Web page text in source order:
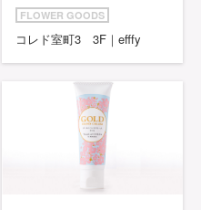
FLOWER GOODS
コレド室町3 3F｜efffy